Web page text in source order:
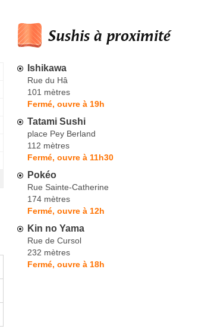
Sushis à proximité
Ishikawa
Rue du Hâ
101 mètres
Fermé, ouvre à 19h
Tatami Sushi
place Pey Berland
112 mètres
Fermé, ouvre à 11h30
Pokéo
Rue Sainte-Catherine
174 mètres
Fermé, ouvre à 12h
Kin no Yama
Rue de Cursol
232 mètres
Fermé, ouvre à 18h